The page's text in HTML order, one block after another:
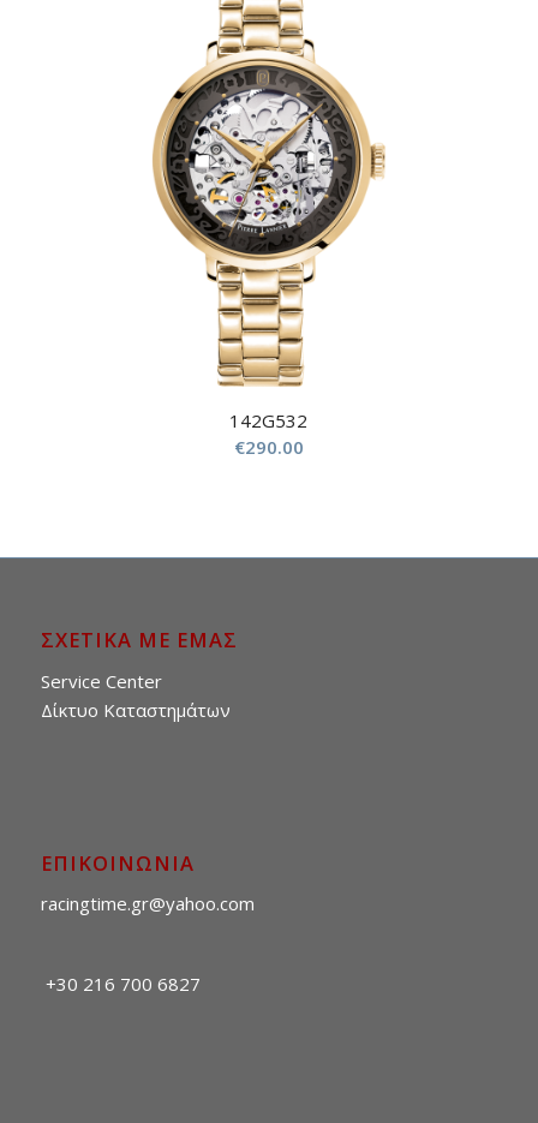
142G532
€290.00
ΣΧΕΤΙΚΑ ΜΕ ΕΜΑΣ
Service Center
Δίκτυο Καταστημάτων
ΕΠΙΚΟΙΝΩΝΙΑ
racingtime.gr@yahoo.com
+30 216 700 6827